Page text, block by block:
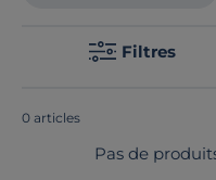
format king size
Filtres
0 articles
Pas de